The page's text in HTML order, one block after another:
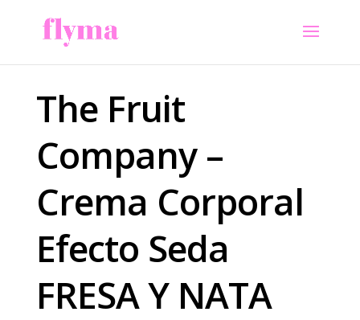
The Fruit
Company –
Crema Corporal
Efecto Seda
FRESA Y NATA